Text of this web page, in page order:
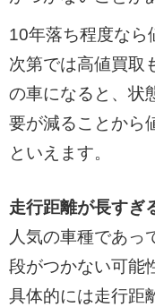
10年落ち程度なら
次第では高値買取
の車になると、状
要が減ることから
といえます。
走行距離が長すぎ
人気の車種であっ
段がつかない可能
具体的には走行距